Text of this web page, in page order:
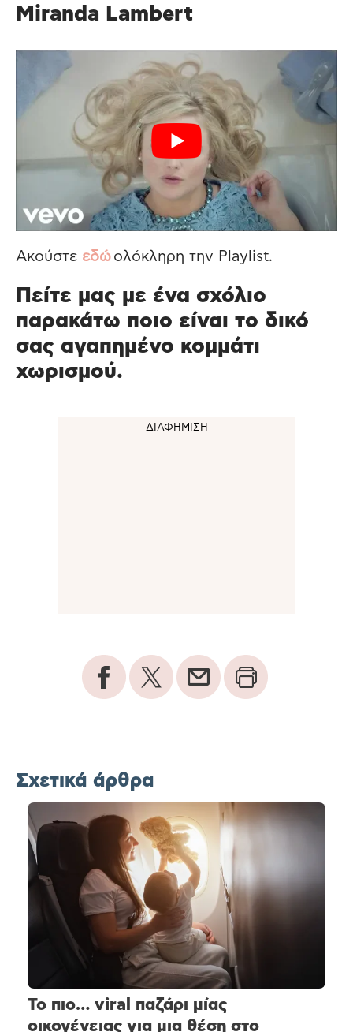
Miranda Lambert
Ακούστε εδώ ολόκληρη την Playlist.
Πείτε μας με ένα σχόλιο
παρακάτω ποιο είναι το δικό
σας αγαπημένο κομμάτι
χωρισμού.
Σχετικά άρθρα
Το πιο… viral παζάρι μίας
οικογένειας για μια θέση στο